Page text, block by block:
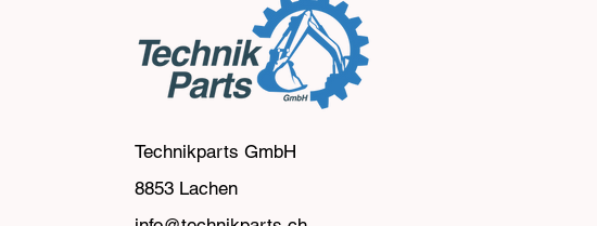
Technikparts GmbH
8853 Lachen